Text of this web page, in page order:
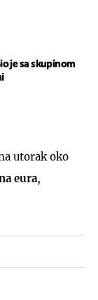
je sa skupinom
utorak oko
eura,